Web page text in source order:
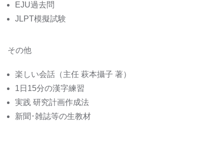
EJU過去問
JLPT模擬試験
その他
楽しい会話（主任 萩本攝子 著）
1日15分の漢字練習
実践 研究計画作成法
新聞･雑誌等の生教材